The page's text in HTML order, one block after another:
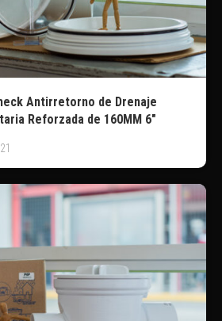
Antirretorno de Drenaje
Reforzada de 160MM 6″